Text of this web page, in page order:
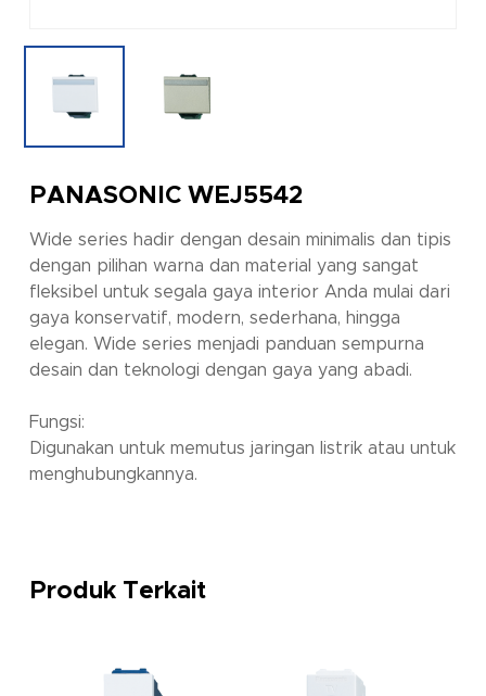
PANASONIC WEJ5542
Wide series hadir dengan desain minimalis dan tipis
dengan pilihan warna dan material yang sangat
fleksibel untuk segala gaya interior Anda mulai dari
gaya konservatif, modern, sederhana, hingga
elegan. Wide series menjadi panduan sempurna
desain dan teknologi dengan gaya yang abadi.
Fungsi:
Digunakan untuk memutus jaringan listrik atau untuk
menghubungkannya.
Produk Terkait